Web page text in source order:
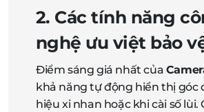
2. Các tính năng
nghệ ưu việt bảo
Điểm sáng giá nhất của
khả năng tự động hiển thị góc
hiệu xi nhan hoặc khi cài số lùi.